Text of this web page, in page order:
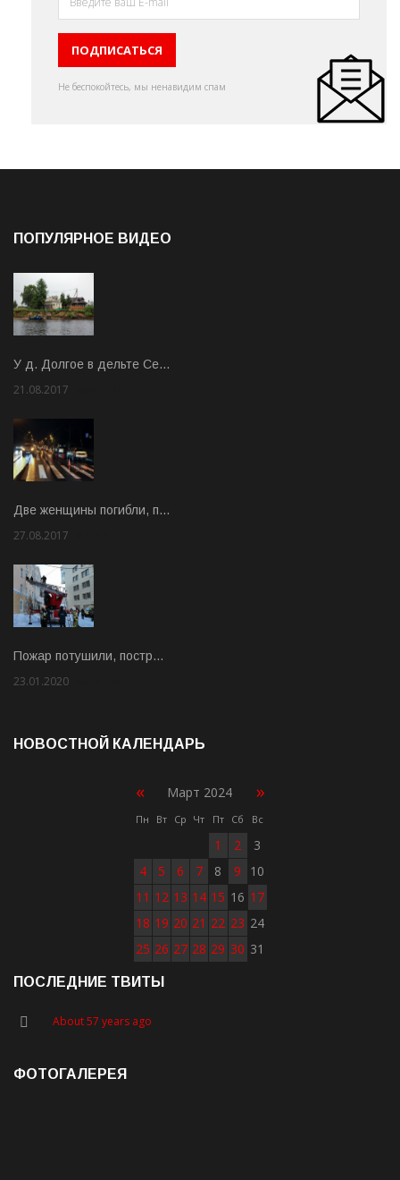
Не беспокойтесь, мы ненавидим спам
ПОПУЛЯРНОЕ ВИДЕО
У д. Долгое в дельте Се…
21.08.2017
Две женщины погибли, п…
27.08.2017
Пожар потушили, постр…
23.01.2020
НОВОСТНОЙ КАЛЕНДАРЬ
« Март 2024 »
Пн Вт Ср Чт Пт Сб Вс
1 2
3
4
5 6 7 8 9
10
11 12 13 14 15 16 17
18 19 20 21 22 23 24
25 26 27 28 29 30 31
ПОСЛЕДНИЕ ТВИТЫ
About 57 years ago
ФОТОГАЛЕРЕЯ